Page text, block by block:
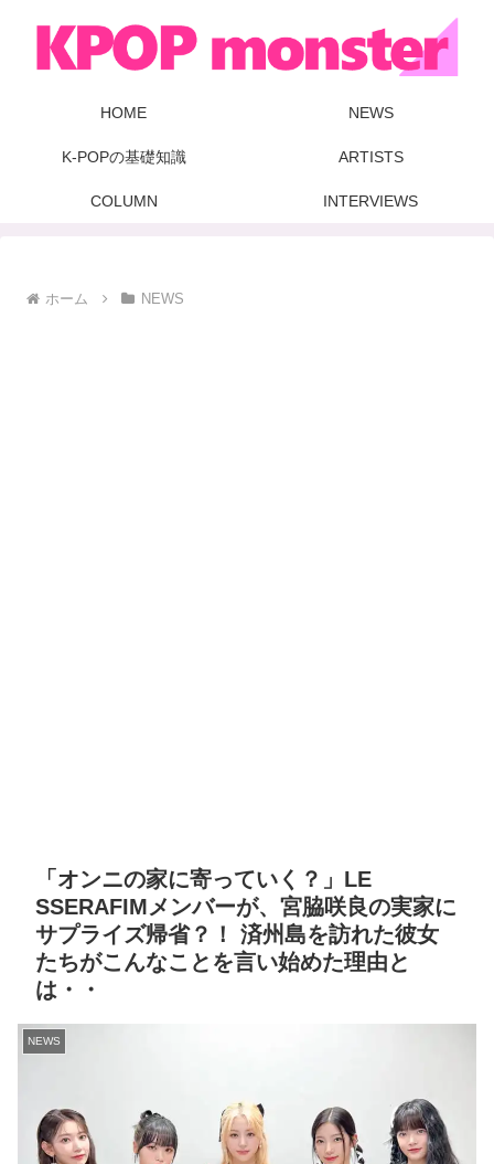
HOME NEWS
K-POPの基礎知識 ARTISTS
COLUMN INTERVIEWS
ホーム NEWS
「オンニの家に寄っていく？」LE
SSERAFIMメンバーが、宮脇咲良の実家に
サプライズ帰省？！ 済州島を訪れた彼女
たちがこんなことを言い始めた理由と
は・・
NEWS